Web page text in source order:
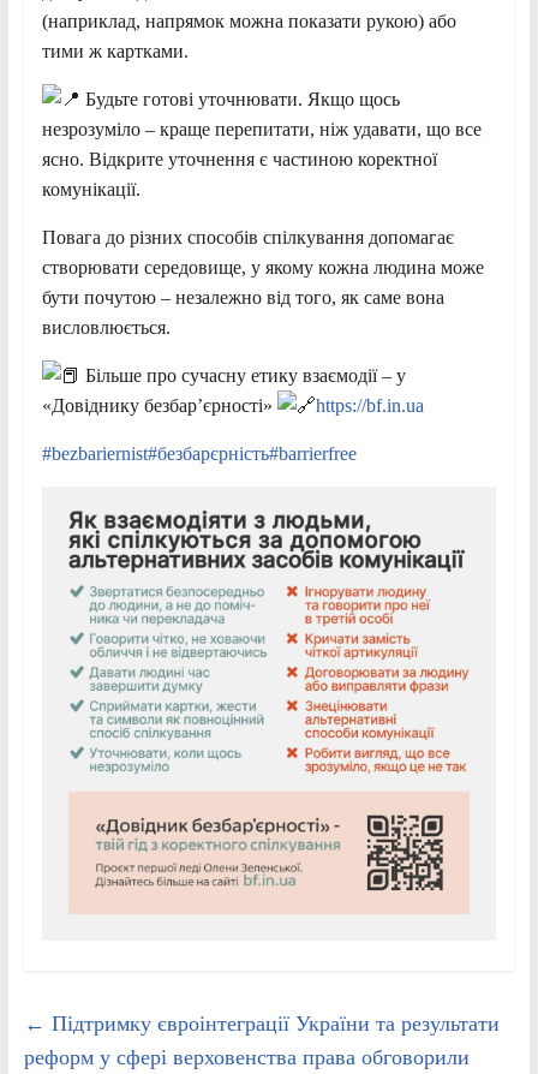
(наприклад, напрямок можна показати рукою) або
тими ж картками.
Будьте готові уточнювати. Якщо щось
незрозуміло – краще перепитати, ніж удавати, що все
ясно. Відкрите уточнення є частиною коректної
комунікації.
Повага до різних способів спілкування допомагає
створювати середовище, у якому кожна людина може
бути почутою – незалежно від того, як саме вона
висловлюється.
Більше про сучасну етику взаємодії – у
«Довіднику безбар’єрності»
https://bf.in.ua
#bezbariernist#безбарєрність#barrierfree
← Підтримку євроінтеграції України та результати
реформ у сфері верховенства права обговорили